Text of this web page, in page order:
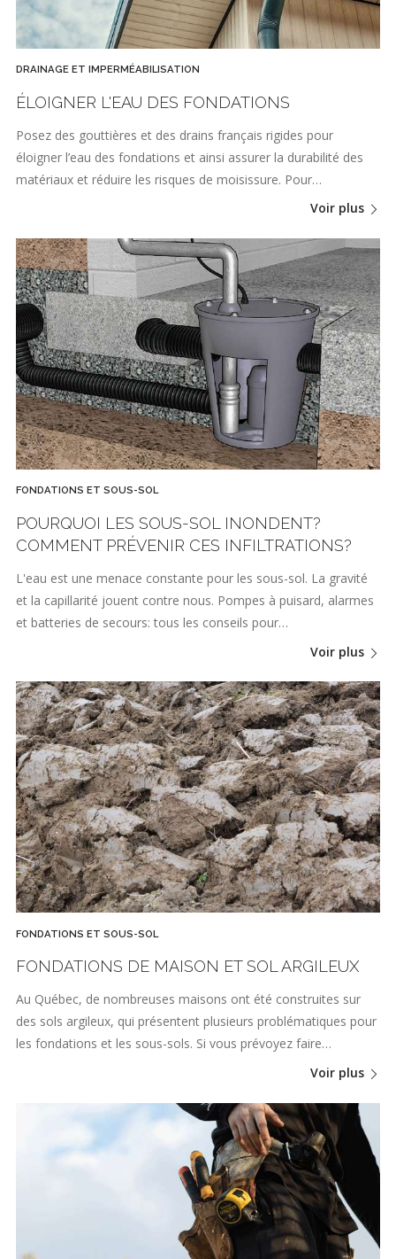
DRAINAGE ET IMPERMÉABILISATION
ÉLOIGNER L'EAU DES FONDATIONS
Posez des gouttières et des drains français rigides pour
éloigner l’eau des fondations et ainsi assurer la durabilité des
matériaux et réduire les risques de moisissure. Pour…
Voir plus
FONDATIONS ET SOUS-SOL
POURQUOI LES SOUS-SOL INONDENT?
COMMENT PRÉVENIR CES INFILTRATIONS?
L'eau est une menace constante pour les sous-sol. La gravité
et la capillarité jouent contre nous. Pompes à puisard, alarmes
et batteries de secours: tous les conseils pour…
Voir plus
FONDATIONS ET SOUS-SOL
FONDATIONS DE MAISON ET SOL ARGILEUX
Au Québec, de nombreuses maisons ont été construites sur
des sols argileux, qui présentent plusieurs problématiques pour
les fondations et les sous-sols. Si vous prévoyez faire…
Voir plus